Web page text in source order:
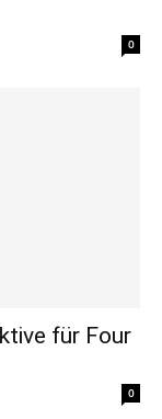
0
für Four
0